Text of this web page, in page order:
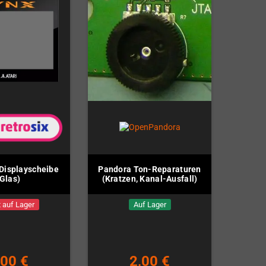
auf Lager
€
Pandora Ton-Reparaturen
(Kratzen, Kanal-Ausfall)
Auf Lager
2,00 €